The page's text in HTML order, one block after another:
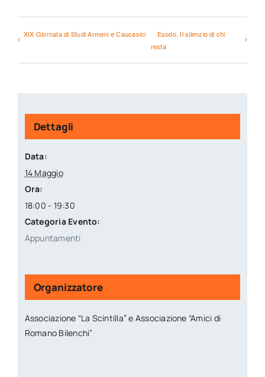
XIX Giornata di Studi Armeni e Caucasici
Esodo. Il silenzio di chi
resta
Dettagli
Data:
14 Maggio
Ora:
18:00 - 19:30
Categoria Evento:
Appuntamenti
Organizzatore
Associazione “La Scintilla” e Associazione “Amici di
Romano Bilenchi”